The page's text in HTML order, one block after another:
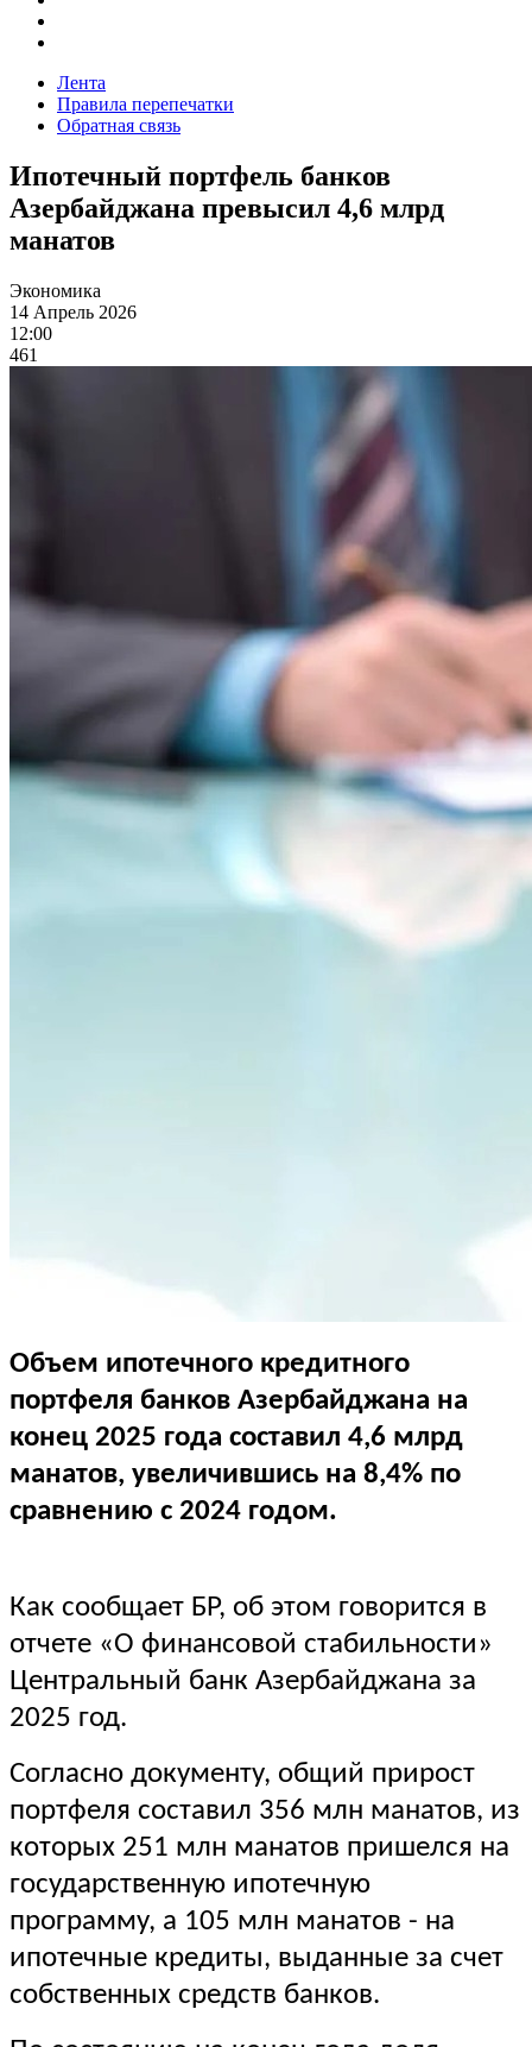
Лента
Правила перепечатки
Обратная связь
Ипотечный портфель банков
Азербайджана превысил 4,6 млрд
манатов
Экономика
14 Апрель 2026
12:00
461
Объем ипотечного кредитного
портфеля банков Азербайджана на
конец 2025 года составил 4,6 млрд
манатов, увеличившись на 8,4% по
сравнению с 2024 годом.
Как сообщает БР, об этом говорится в
отчете «О финансовой стабильности»
Центральный банк Азербайджана за
2025 год.
Согласно документу, общий прирост
портфеля составил 356 млн манатов, из
которых 251 млн манатов пришелся на
государственную ипотечную
программу, а 105 млн манатов - на
ипотечные кредиты, выданные за счет
собственных средств банков.